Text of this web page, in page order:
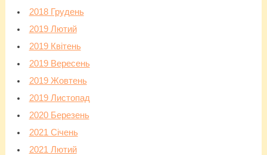
2018 Грудень
2019 Лютий
2019 Квітень
2019 Вересень
2019 Жовтень
2019 Листопад
2020 Березень
2021 Січень
2021 Лютий